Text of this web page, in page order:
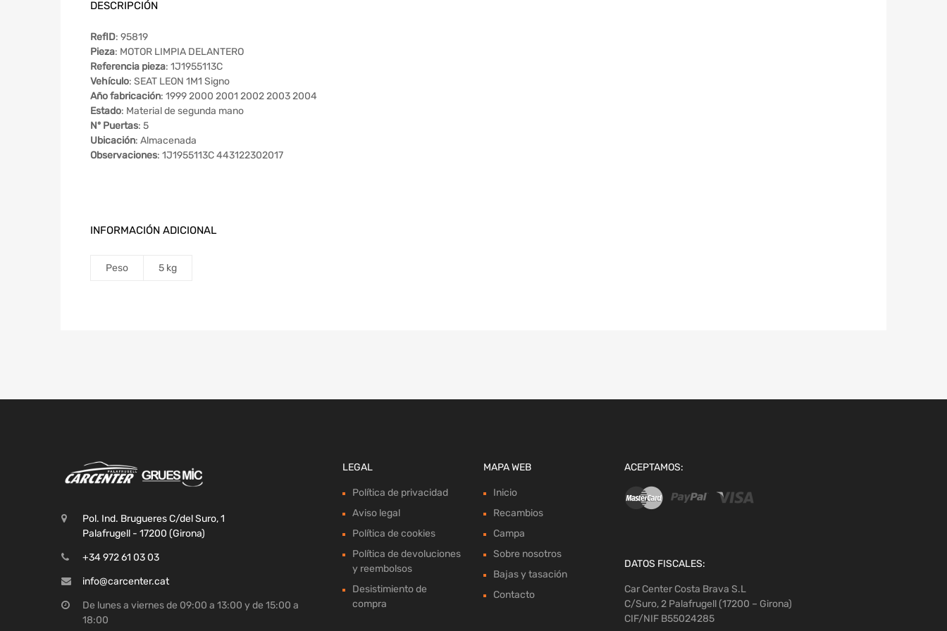
DESCRIPCIÓN
RefID: 95819
Pieza: MOTOR LIMPIA DELANTERO
Referencia pieza: 1J1955113C
Vehículo: SEAT LEON 1M1 Signo
Año fabricación: 1999 2000 2001 2002 2003 2004
Estado: Material de segunda mano
Nº Puertas: 5
Ubicación: Almacenada
Observaciones: 1J1955113C 443122302017
INFORMACIÓN ADICIONAL
Peso 5 kg
Pol. Ind. Brugueres C/del Suro, 1
Palafrugell - 17200 (Girona)
+34 972 61 03 03
info@carcenter.cat
De lunes a viernes de 09:00 a 13:00 y de 15:00 a
18:00
LEGAL
Política de privacidad
Aviso legal
Política de cookies
Política de devoluciones
y reembolsos
Desistimiento de
compra
MAPA WEB
Inicio
Recambios
Campa
Sobre nosotros
Bajas y tasación
Contacto
ACEPTAMOS:
DATOS FISCALES:
Car Center Costa Brava S.L
C/Suro, 2 Palafrugell (17200 – Girona)
CIF/NIF B55024285